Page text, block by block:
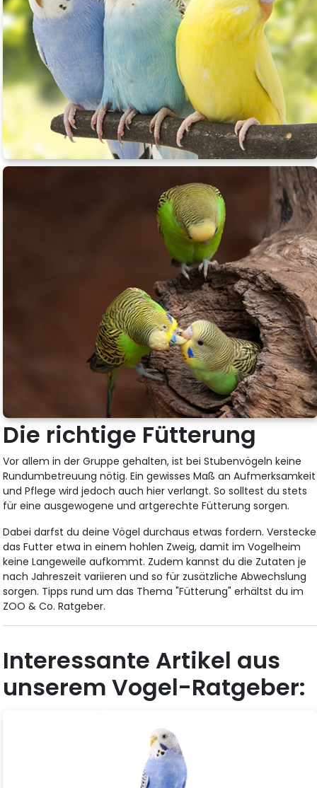
Die richtige Fütterung
Vor allem in der Gruppe gehalten, ist bei Stubenvögeln keine
Rundumbetreuung nötig. Ein gewisses Maß an Aufmerksamkeit
und Pflege wird jedoch auch hier verlangt. So solltest du stets
für eine ausgewogene und artgerechte Fütterung sorgen.
Dabei darfst du deine Vögel durchaus etwas fordern. Verstecke
das Futter etwa in einem hohlen Zweig, damit im Vogelheim
keine Langeweile aufkommt. Zudem kannst du die Zutaten je
nach Jahreszeit variieren und so für zusätzliche Abwechslung
sorgen. Tipps rund um das Thema "Fütterung" erhältst du im
ZOO & Co. Ratgeber.
Interessante Artikel aus
unserem Vogel-Ratgeber: